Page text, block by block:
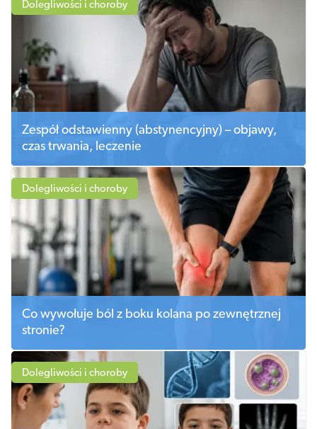
Dolegliwości i choroby
Zespół odstawienny (abstynencyjny) – objawy,
czas trwania, leczenie
Dolegliwości i choroby
Co wywołuje ból z boku kolana po zewnętrznej
stronie?
Dolegliwości i choroby